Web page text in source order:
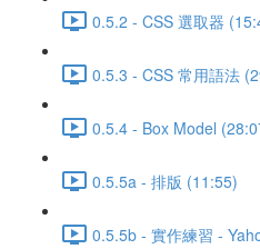
0.5.2 - CSS 選取器
0.5.3 - CSS 常用語法
0.5.4 - Box Model
0.5.5a - 排版 (11:55)
0.5.5b - 實作練習 -